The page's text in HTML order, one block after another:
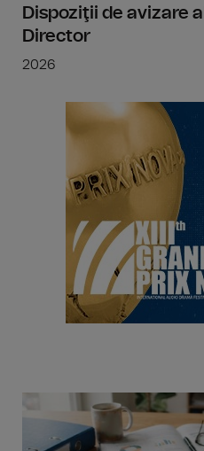
Dispoziţii de avizare
Director
2026